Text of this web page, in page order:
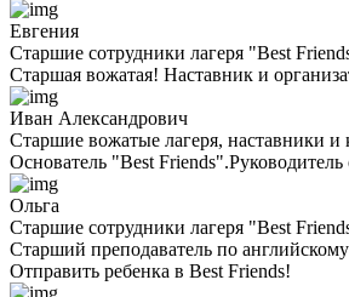
Евгения
Старшие сотрудники лагеря "Best
Старшая вожатая! Наставник и
Иван Александрович
Старшие вожатые лагеря, наставники и
Основатель "Best
Ольга
Старшие сотрудники лагеря "Best
Cтарший преподаватель по
Отправить ребенка в Best Friends!